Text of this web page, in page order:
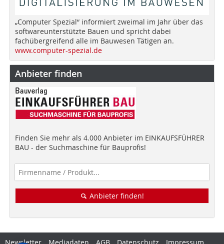
„Computer Spezial“ informiert zweimal im Jahr über das
softwareunterstützte Bauen und spricht dabei
fachübergreifend alle im Bauwesen Tätigen an.
www.computer-spezial.de
Anbieter finden
Finden Sie mehr als 4.000 Anbieter im EINKAUFSFÜHRER
BAU - der Suchmaschine für Bauprofis!
Anbieter finden!